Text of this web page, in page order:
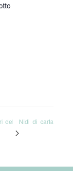
del
Nidi di carta